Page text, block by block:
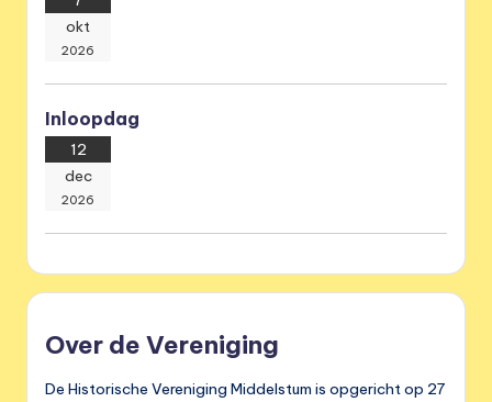
okt
2026
Inloopdag
12
dec
2026
Over de Vereniging
De Historische Vereniging Middelstum is opgericht op 27